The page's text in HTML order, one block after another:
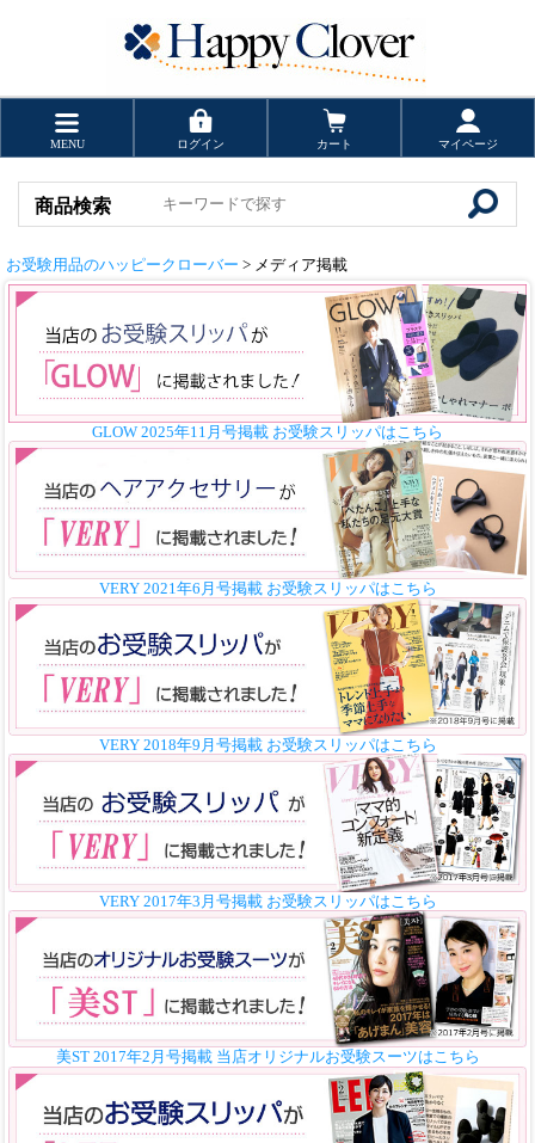
MENU ログイン カート マイページ
商品検索
お受験用品のハッピークローバー > メディア掲載
GLOW 2025年11月号掲載 お受験スリッパはこちら
VERY 2021年6月号掲載 お受験スリッパはこちら
VERY 2018年9月号掲載 お受験スリッパはこちら
VERY 2017年3月号掲載 お受験スリッパはこちら
美ST 2017年2月号掲載 当店オリジナルお受験スーツはこちら